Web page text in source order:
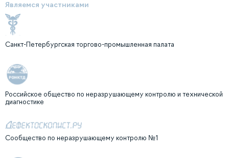
Являемся участниками
Санкт-Петербургская торгово-промышленная палата
Российское общество по неразрушающему контролю и технической
диагностике
Сообщество по неразрушающему контролю №1